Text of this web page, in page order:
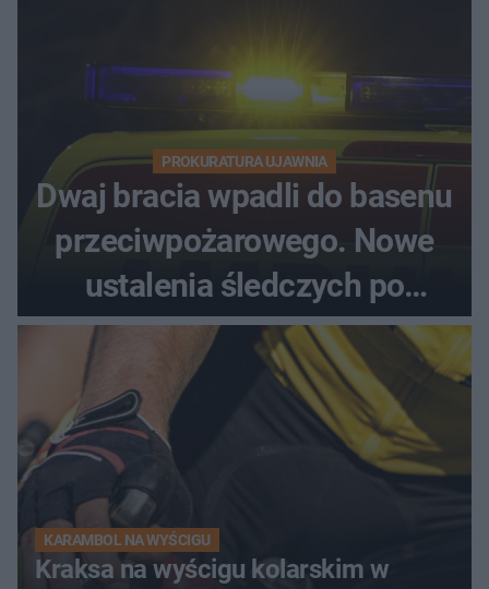
PROKURATURA UJAWNIA
Dwaj bracia wpadli do basenu
przeciwpożarowego. Nowe
ustalenia śledczych po
dramatycznej akcji
KARAMBOL NA WYŚCIGU
Kraksa na wyścigu kolarskim w